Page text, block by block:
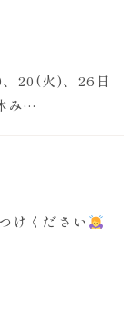
20(火)、26日
み…
けください